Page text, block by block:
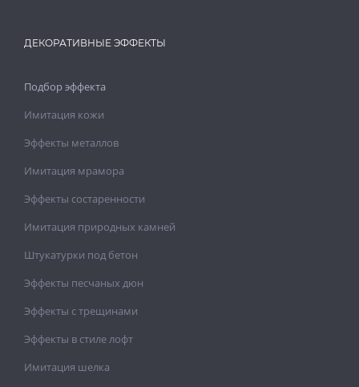
ДЕКОРАТИВНЫЕ ЭФФЕКТЫ
Подбор эффекта
Имитация кожи
Эффекты металлов
Имитация мрамора
Эффекты состаренности
Имитация природных камней
Штукатурки под бетон
Эффекты песчаных дюн
Эффекты с трещинами
Эффекты в стиле лофт
Имитация шелка